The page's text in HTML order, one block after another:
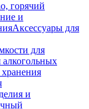
горячий
и
Аксессуары для
для
и